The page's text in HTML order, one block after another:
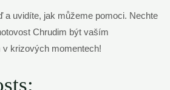
a uvidíte, jak můžeme pomoci. Nechte
Chrudim být vaším
v krizových momentech!